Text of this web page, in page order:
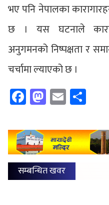
भए पनि नेपालका
छ । यस घटनाले
अनुगमनको निष्पक्षता र
चर्चामा ल्याएको छ ।
Facebook
Mastodon
Email
सम्बन्धित खवर